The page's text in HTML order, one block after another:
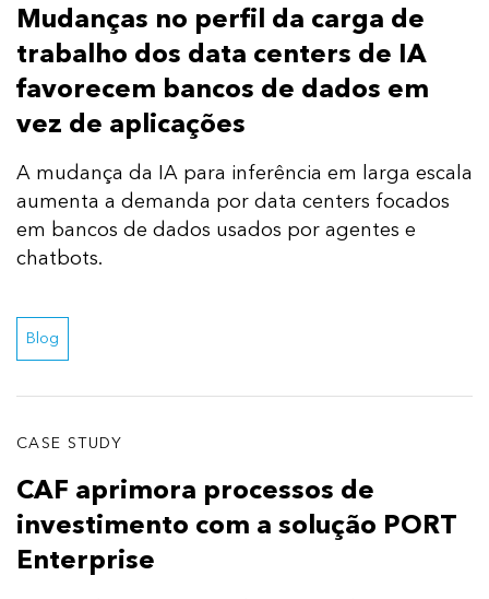
Mudanças no perfil da carga de
trabalho dos data centers de IA
favorecem bancos de dados em
vez de aplicações
A mudança da IA para inferência em larga escala
aumenta a demanda por data centers focados
em bancos de dados usados por agentes e
chatbots.
Blog
CASE STUDY
CAF aprimora processos de
investimento com a solução PORT
Enterprise